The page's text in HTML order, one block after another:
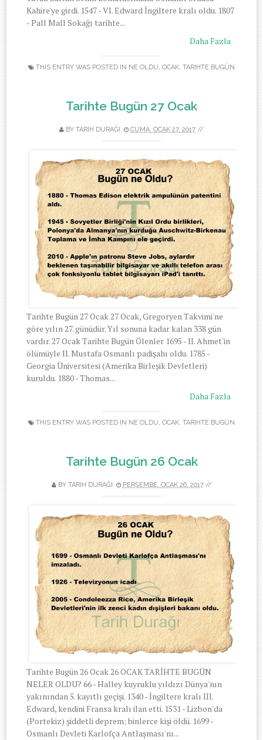
Kahire'ye girdi. 1547 - VI. Edward İngiltere kralı oldu. 1807
- Pall Mall Sokağı tarihte...
Daha Fazla
THIS ENTRY WAS POSTED IN NE OLDU, OCAK, TARIHTE BUGÜN
Tarihte Bugün 27 Ocak
BY TARIH DURAĞI CUMA, OCAK 27, 2017 //
Tarihte Bugün 27 Ocak 27 Ocak, Gregoryen Takvimi'ne
göre yılın 27. günüdür. Yıl sonuna kadar kalan 338 gün
vardır. 27 Ocak Tarihte Bugün Ölenler 1695 - II. Ahmet'in
ölümüyle II. Mustafa Osmanlı padişahı oldu. 1785 -
Georgia Üniversitesi (Amerika Birleşik Devletleri)
kuruldu. 1880 - Thomas...
Daha Fazla
THIS ENTRY WAS POSTED IN NE OLDU, OCAK, TARIHTE BUGÜN
Tarihte Bugün 26 Ocak
BY TARIH DURAĞI PERŞEMBE, OCAK 26, 2017//
Tarihte Bugün 26 Ocak 26 OCAK TARİHTE BUGÜN
NELER OLDU? 66 - Halley kuyruklu yıldızı Dünya'nın
yakınından 5. kayıtlı geçişi. 1340 - İngiltere kralı III.
Edward, kendini Fransa kralı ilan etti. 1531 - Lizbon'da
(Portekiz) şiddetli deprem; binlerce kişi öldü. 1699 -
Osmanlı Devleti Karlofça Antlaşması'nı...